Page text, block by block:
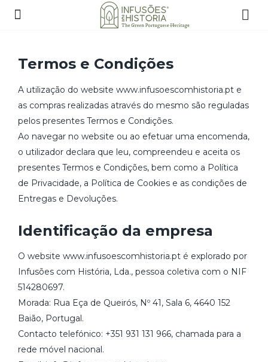
Termos e Condições
A utilização do website www.infusoescomhistoria.pt e
as compras realizadas através do mesmo são reguladas
pelos presentes Termos e Condições.
Ao navegar no website ou ao efetuar uma encomenda,
o utilizador declara que leu, compreendeu e aceita os
presentes Termos e Condições, bem como a Política
de Privacidade, a Política de Cookies e as condições de
Entregas e Devoluções.
Identificação da empresa
O website www.infusoescomhistoria.pt é explorado por
Infusões com História, Lda., pessoa coletiva com o NIF
514280697.
Morada: Rua Eça de Queirós, Nº 41, Sala 6, 4640 152
Baião, Portugal.
Contacto telefónico: +351 931 131 966, chamada para a
rede móvel nacional.